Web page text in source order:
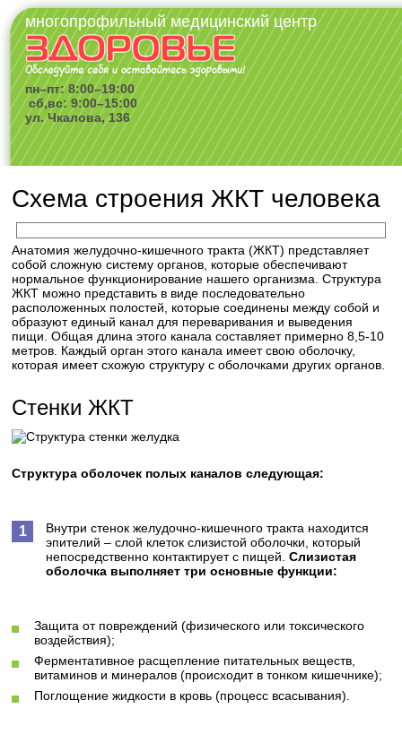
многопрофильный медицинский центр
пн–пт: 8:00–19:00
сб,вс: 9:00–15:00
ул. Чкалова, 136
Схема строения ЖКТ человека
Анатомия желудочно-кишечного тракта (ЖКТ) представляет
собой сложную систему органов, которые обеспечивают
нормальное функционирование нашего организма. Структура
ЖКТ можно представить в виде последовательно
расположенных полостей, которые соединены между собой и
образуют единый канал для переваривания и выведения
пищи. Общая длина этого канала составляет примерно 8,5-10
метров. Каждый орган этого канала имеет свою оболочку,
которая имеет схожую структуру с оболочками других органов.
Стенки ЖКТ
Структура оболочек полых каналов следующая:
Внутри стенок желудочно-кишечного тракта находится
эпителий – слой клеток слизистой оболочки, который
непосредственно контактирует с пищей.Слизистая
оболочка выполняет три основные функции:
Защита от повреждений (физического или токсического
воздействия);
Ферментативное расщепление питательных веществ,
витаминов и минералов (происходит в тонком кишечнике);
Поглощение жидкости в кровь (процесс всасывания).